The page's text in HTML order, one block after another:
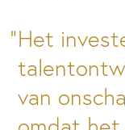
Het
van